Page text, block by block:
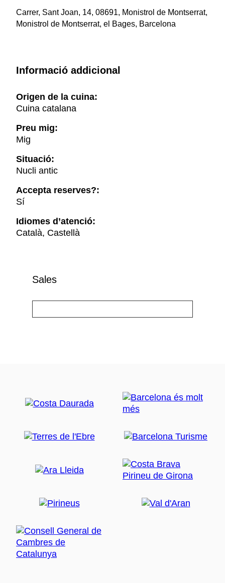
Carrer, Sant Joan, 14, 08691, Monistrol de Montserrat,
Monistrol de Montserrat, el Bages, Barcelona
Informació addicional
Origen de la cuina:
Cuina catalana
Preu mig:
Mig
Situació:
Nucli antic
Accepta reserves?:
Sí
Idiomes d’atenció:
Català, Castellà
Sales